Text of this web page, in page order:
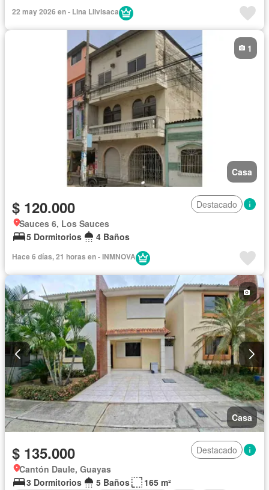
22 may 2026 en - Lina Llivisaca
Casa
1
$ 120.000
Destacado
Sauces 6, Los Sauces
5 Dormitorios
4 Baños
Hace 6 días, 21 horas en - INMNOVA
Casa
$ 135.000
Destacado
Cantón Daule, Guayas
3 Dormitorios
5 Baños
165 m²